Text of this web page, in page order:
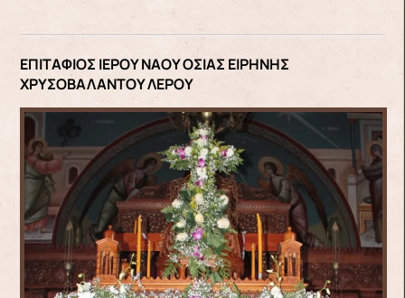
ΕΠΙΤΑΦΙΟΣ ΙΕΡΟΥ ΝΑΟΥ ΟΣΙΑΣ ΕΙΡΗΝΗΣ
ΧΡΥΣΟΒΑΛΑΝΤΟΥ ΛΕΡΟΥ